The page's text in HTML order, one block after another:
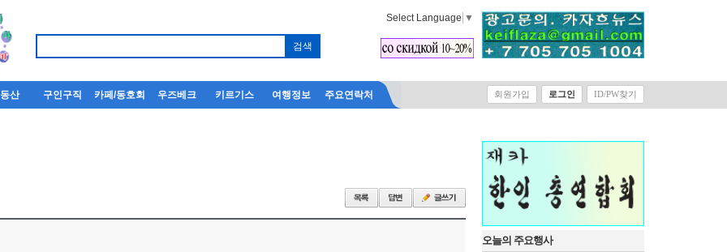
Select Language ▼
산 구인구직 카페/동호회 우즈베크 키르기스 여행정보 주요연락처 회원가입 로그인 ID/PW찾기
오늘의 주요행사